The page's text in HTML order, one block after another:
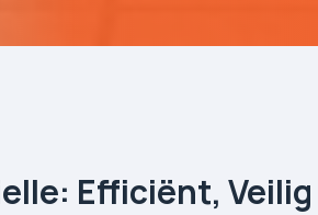
Efficiënt, Veilig